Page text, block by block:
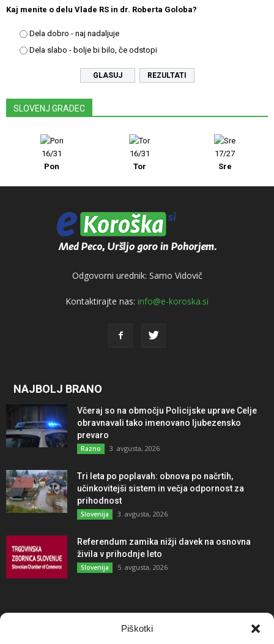
Piškotki
Kaj menite o delu Vlade RS in dr. Roberta Goloba?
Dela dobro - naj nadaljuje
Dela slabo - bolje bi bilo, če odstopi
REZULTATI
SLOVENJ GRADEC
16/31
Pon
16/31
Tor
17/27
Sre
Odgovorni urednik: Samo Vidovič
Kontaktirajte nas: info@e-koroska.si
NAJBOLJ BRANO
Včeraj so na območju Policijske uprave Celje
obravnavali tako imenovano ljubezensko
prevaro
Razno 3. avgusta, 2026
Tri leta po poplavah: obnova po načrtih,
učinkovitejši sistem in večja odpornost za
prihodnost
Slovenija 3. avgusta, 2026
Referendum zamika nižji davek na osnovna
živila v prihodnje leto
Slovenija 5. avgusta, 2026
NAJBOLJ KOMENTIRANO